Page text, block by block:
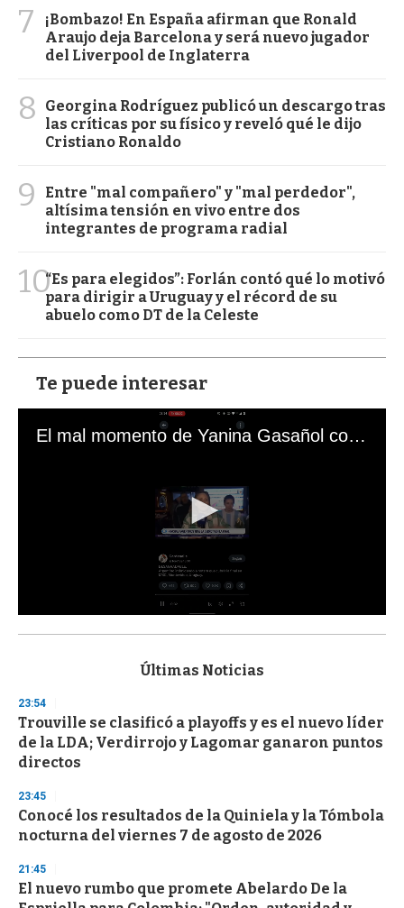
7
¡Bombazo! En España afirman que Ronald
Araujo deja Barcelona y será nuevo jugador
del Liverpool de Inglaterra
8
Georgina Rodríguez publicó un descargo tras
las críticas por su físico y reveló qué le dijo
Cristiano Ronaldo
9
Entre "mal compañero" y "mal perdedor",
altísima tensión en vivo entre dos
integrantes de programa radial
10“Es para elegidos”: Forlán contó qué lo motivó
para dirigir a Uruguay y el récord de su
abuelo como DT de la Celeste
Te puede interesar
El mal momento de Yanina Gasañol con un hincha argentino en "Subrayado"
s
d
s
o
f
3
s
e
c
o
d
s
Últimas Noticias
23:54
Trouville se clasificó a playoffs y es el nuevo líder
de la LDA; Verdirrojo y Lagomar ganaron puntos
directos
23:45
Conocé los resultados de la Quiniela y la Tómbola
nocturna del viernes 7 de agosto de 2026
21:45
El nuevo rumbo que promete Abelardo De la